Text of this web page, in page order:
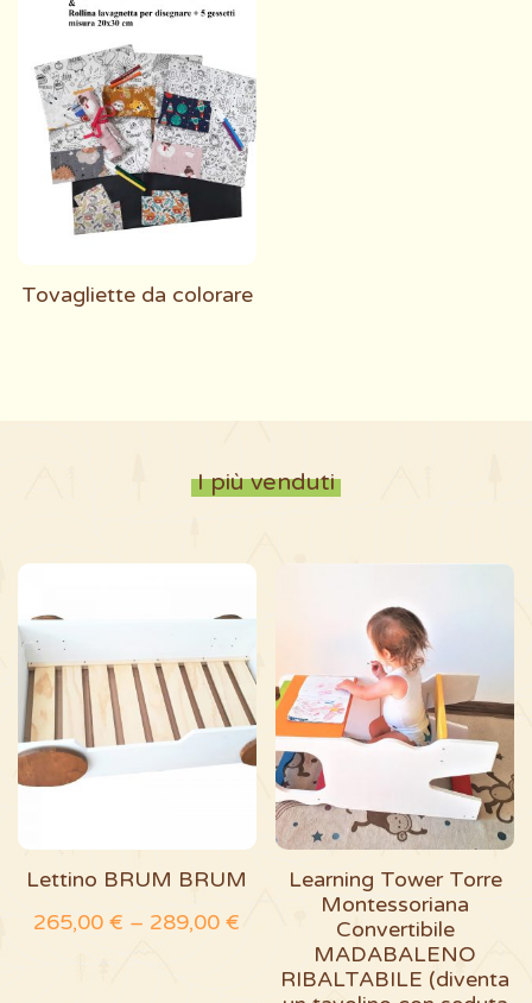
Tovagliette da colorare
I più venduti
Questo
prodotto
ha
più
varianti.
Le
opzioni
essere
nella
Lettino BRUM BRUM
265,00€ – 289,00€
Learning Tower Torre
Montessoriana
Convertibile
MADABALENO
RIBALTABILE (diventa